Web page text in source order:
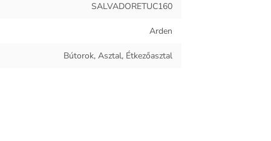
110.2 kg
Fém
Edzett üveg, Kerámia
SALVADORETUC160
Arden
Bútorok, Asztal, Étkezőasztal